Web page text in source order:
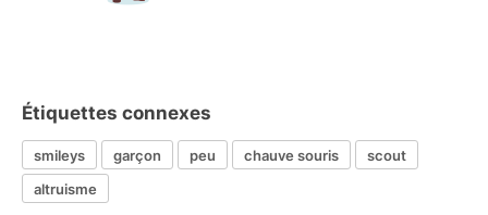
Étiquettes connexes
smileys garçon peu chauve souris
scout
altruisme